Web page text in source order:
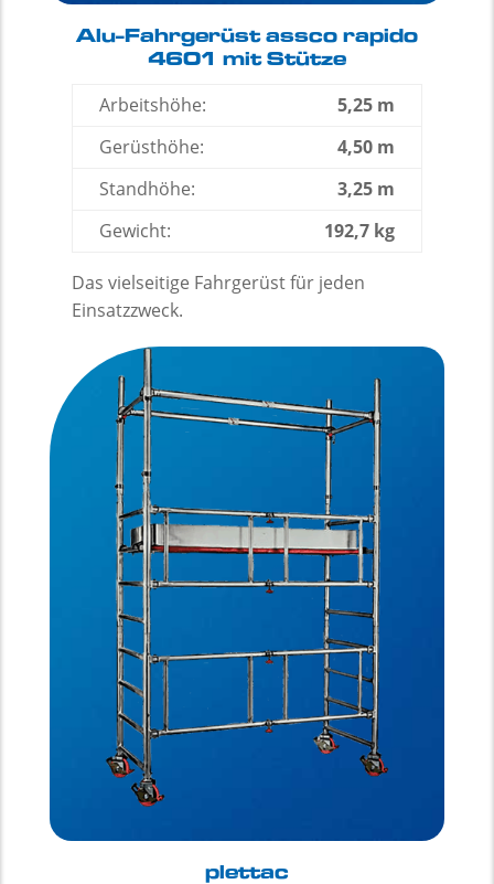
Alu-Fahrgerüst assco rapido
4601 mit Stütze
Arbeitshöhe:
5,25 m
Gerüsthöhe:
4,50 m
Standhöhe:
3,25 m
Gewicht:
192,7 kg
Das vielseitige Fahrgerüst für jeden
Einsatzzweck.
plettac